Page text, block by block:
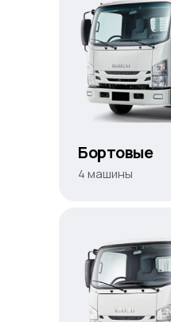
4 машины
Бортовые